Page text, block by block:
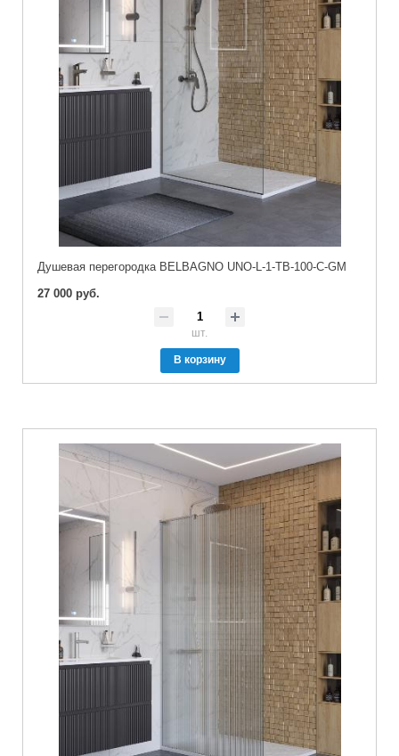
Душевая перегородка BELBAGNO UNO-L-1-TB-100-C-GM
27 000 руб.
шт.
В корзину